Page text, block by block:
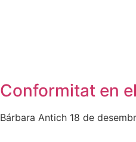
Conformitat en
Bárbara Antich 18 de